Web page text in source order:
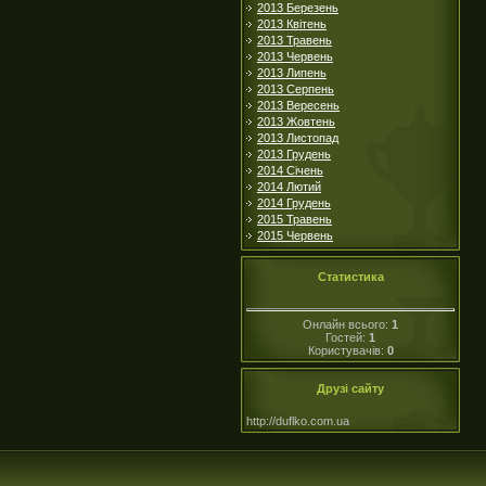
2013 Березень
2013 Квітень
2013 Травень
2013 Червень
2013 Липень
2013 Серпень
2013 Вересень
2013 Жовтень
2013 Листопад
2013 Грудень
2014 Січень
2014 Лютий
2014 Грудень
2015 Травень
2015 Червень
Статистика
Онлайн всього: 1
Гостей: 1
Користувачів: 0
Друзі сайту
http://duflko.com.ua